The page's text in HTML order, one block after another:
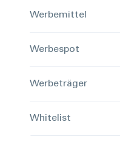
Werbemittel
Werbespot
Werbeträger
Whitelist